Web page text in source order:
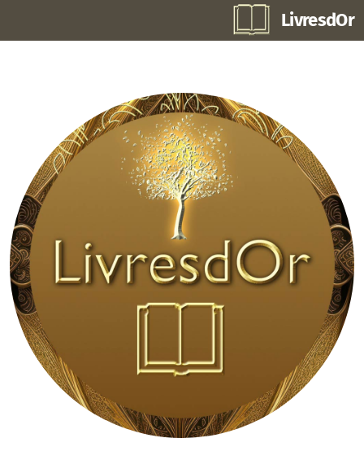
LivresdOr